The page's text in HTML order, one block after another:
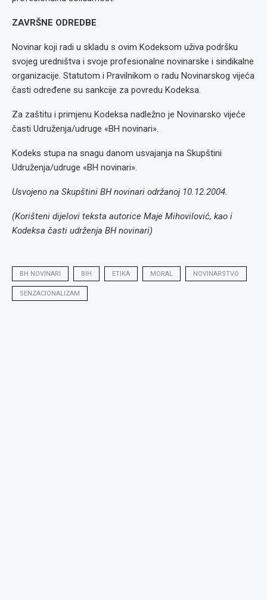
ZAVRŠNE ODREDBE
Novinar koji radi u skladu s ovim Kodeksom uživa podršku
svojeg uredništva i svoje profesionalne novinarske i sindikalne
organizacije. Statutom i Pravilnikom o radu Novinarskog vijeća
časti određene su sankcije za povredu Kodeksa.
Za zaštitu i primjenu Kodeksa nadležno je Novinarsko vijeće
časti Udruženja/udruge «BH novinari».
Kodeks stupa na snagu danom usvajanja na Skupštini
Udruženja/udruge «BH novinari».
Usvojeno na Skupštini BH novinari održanoj 10.12.2004.
(Korišteni dijelovi teksta autorice Maje Mihovilović, kao i
Kodeksa časti udrženja BH novinari)
BH NOVINARI BIH ETIKA MORAL NOVINARSTVO
SENZACIONALIZAM